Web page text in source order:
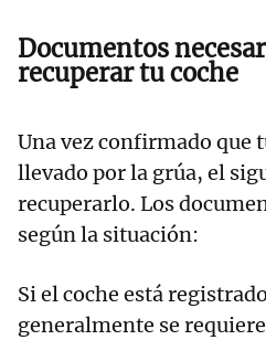
Documentos
recuperar tu coche
Una vez confirmado que
llevado por la grúa, el
recuperarlo. Los
según la situación:
Si el coche está
generalmente se